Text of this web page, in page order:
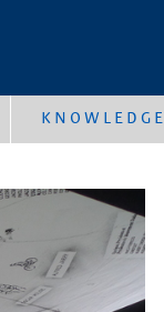
KNOWLEDGE